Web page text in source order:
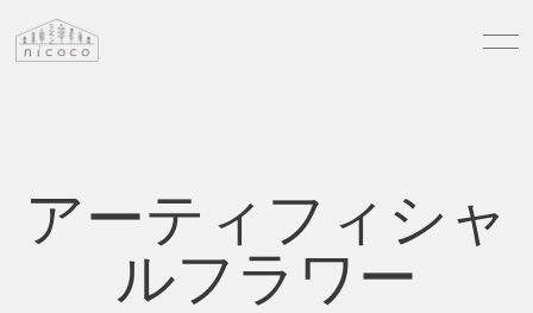
アーティフィシャ
ルフラワー